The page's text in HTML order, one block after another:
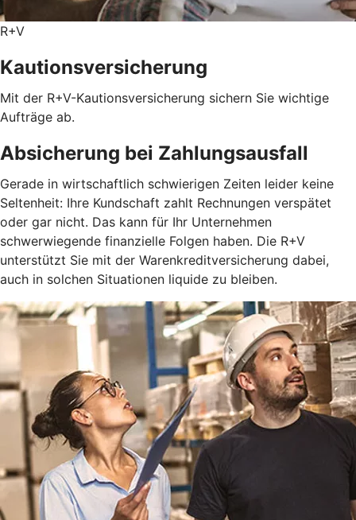
R+V
Kautionsversicherung
Mit der R+V-Kautionsversicherung sichern Sie wichtige
Aufträge ab.
Absicherung bei Zahlungsausfall
Gerade in wirtschaftlich schwierigen Zeiten leider keine
Seltenheit: Ihre Kundschaft zahlt Rechnungen verspätet
oder gar nicht. Das kann für Ihr Unternehmen
schwerwiegende finanzielle Folgen haben. Die R+V
unterstützt Sie mit der Warenkreditversicherung dabei,
auch in solchen Situationen liquide zu bleiben.